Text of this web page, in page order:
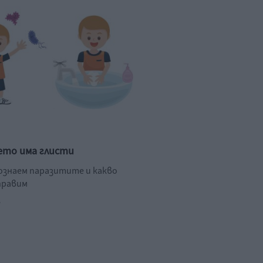
има глисти
паразитите и какво